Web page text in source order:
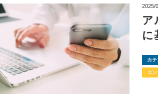
2025/
ア
に
カ
コ